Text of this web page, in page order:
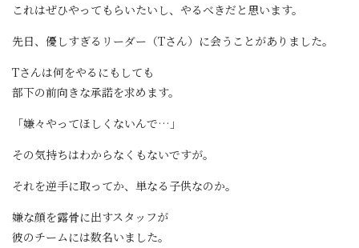
これはぜひやってもらいたいし、やるべきだと思います。
先日、優しすぎるリーダー（Tさん）に会うことがありました。
Tさんは何をやるにもしても
部下の前向きな承諾を求めます。
「嫌々やってほしくないんで…」
その気持ちはわからなくもないですが。
それを逆手に取ってか、単なる子供なのか。
嫌な顔を露骨に出すスタッフが
彼のチームには数名いました。